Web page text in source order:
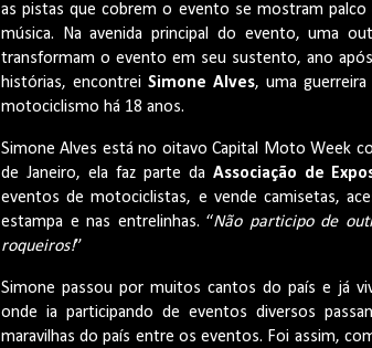
as pistas que cobrem o evento se mostram
música. Na avenida principal do evento, uma
transformam o evento em seu sustento, ano
histórias, encontrei Simone Alves, uma
motociclismo há 18 anos.
Simone Alves está no oitavo Capital Moto Week
de Janeiro, ela faz parte da Associação de
eventos de motociclistas, e vende camisetas,
estampa e nas entrelinhas. “Não participo de
roqueiros!”
Simone passou por muitos cantos do país e já
onde ia participando de eventos diversos
maravilhas do país entre os eventos. Foi assim,